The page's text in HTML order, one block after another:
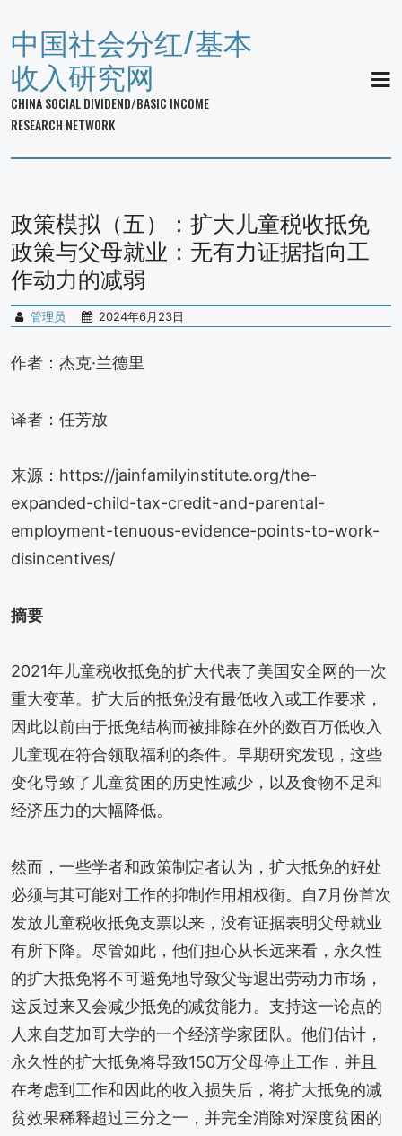
中国社会分红/基本
收入研究网
CHINA SOCIAL DIVIDEND/BASIC INCOME
RESEARCH NETWORK
政策模拟（五）：扩大儿童税收抵免
政策与父母就业：无有力证据指向工
作动力的减弱
管理员 2024年6月23日
作者：杰克·兰德里
译者：任芳放
来源：https://jainfamilyinstitute.org/the-
expanded-child-tax-credit-and-parental-
employment-tenuous-evidence-points-to-work-
disincentives/
摘要
2021年儿童税收抵免的扩大代表了美国安全网的一次
重大变革。扩大后的抵免没有最低收入或工作要求，
因此以前由于抵免结构而被排除在外的数百万低收入
儿童现在符合领取福利的条件。早期研究发现，这些
变化导致了儿童贫困的历史性减少，以及食物不足和
经济压力的大幅降低。
然而，一些学者和政策制定者认为，扩大抵免的好处
必须与其可能对工作的抑制作用相权衡。自7月份首次
发放儿童税收抵免支票以来，没有证据表明父母就业
有所下降。尽管如此，他们担心从长远来看，永久性
的扩大抵免将不可避免地导致父母退出劳动力市场，
这反过来又会减少抵免的减贫能力。支持这一论点的
人来自芝加哥大学的一个经济学家团队。他们估计，
永久性的扩大抵免将导致150万父母停止工作，并且
在考虑到工作和因此的收入损失后，将扩大抵免的减
贫效果稀释超过三分之一，并完全消除对深度贫困的